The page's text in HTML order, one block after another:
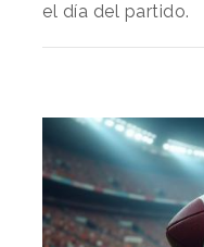
el día del partido.